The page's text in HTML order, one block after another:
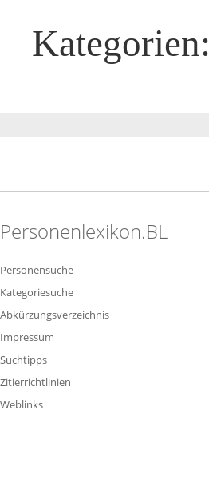
Kategorien:
Personenlexikon.BL
Personensuche
Kategoriesuche
Abkürzungsverzeichnis
Impressum
Suchtipps
Zitierrichtlinien
Weblinks